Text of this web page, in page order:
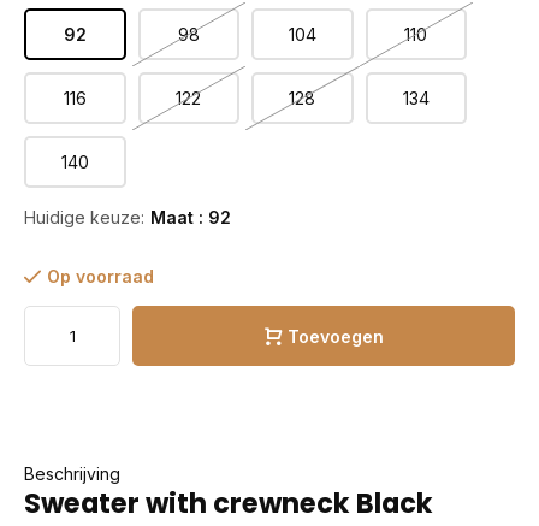
92 98 104 110
116 122 128 134
140
Huidige keuze: Maat : 92
Op voorraad
Toevoegen
Beschrijving
Sweater with crewneck Black